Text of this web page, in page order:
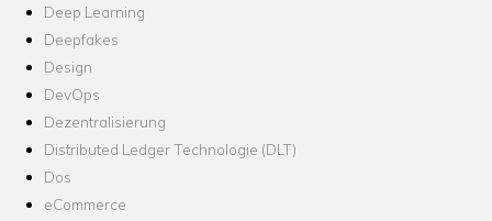
Deep Learning
Deepfakes
Design
DevOps
Dezentralisierung
Distributed Ledger Technologie (DLT)
Dos
eCommerce